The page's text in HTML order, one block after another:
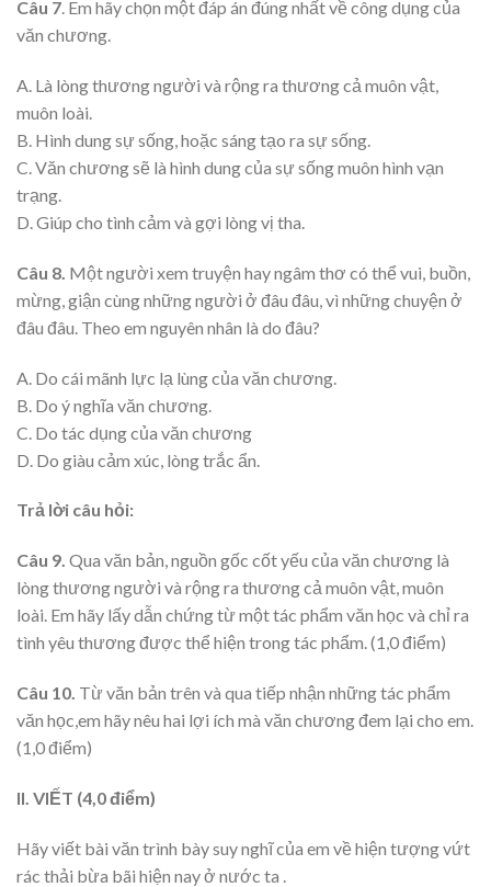
Câu 7. Em hãy chọn một đáp án đúng nhất về công dụng của
văn chương.
A. Là lòng thương người và rộng ra thương cả muôn vật,
muôn loài.
B. Hình dung sự sống, hoặc sáng tạo ra sự sống.
C. Văn chương sẽ là hình dung của sự sống muôn hình vạn
trạng.
D. Giúp cho tình cảm và gợi lòng vị tha.
Câu 8. Một người xem truyện hay ngâm thơ có thể vui, buồn,
mừng, giận cùng những người ở đâu đâu, vì những chuyện ở
đâu đâu. Theo em nguyên nhân là do đâu?
A. Do cái mãnh lực lạ lùng của văn chương.
B. Do ý nghĩa văn chương.
C. Do tác dụng của văn chương
D. Do giàu cảm xúc, lòng trắc ẩn.
Trả lời câu hỏi:
Câu 9. Qua văn bản, nguồn gốc cốt yếu của văn chương là
lòng thương người và rộng ra thương cả muôn vật, muôn
loài. Em hãy lấy dẫn chứng từ một tác phẩm văn học và chỉ ra
tình yêu thương được thể hiện trong tác phẩm. (1,0 điểm)
Câu 10. Từ văn bản trên và qua tiếp nhận những tác phẩm
văn học,em hãy nêu hai lợi ích mà văn chương đem lại cho em.
(1,0 điểm)
II. VIẾT (4,0 điểm)
Hãy viết bài văn trình bày suy nghĩ của em về hiện tượng vứt
rác thải bừa bãi hiện nay ở nước ta .